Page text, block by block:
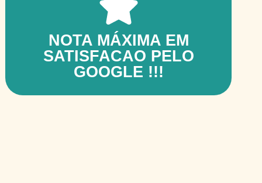
NOTA MÁXIMA EM
SATISFACAO PELO
GOOGLE !!!